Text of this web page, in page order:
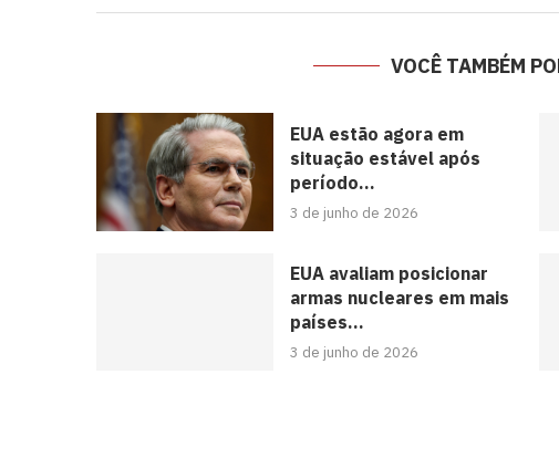
VOCÊ TAMBÉM
EUA estão agora em
situação estável após
período...
3 de junho de 2026
EUA avaliam posicionar
armas nucleares em mais
países...
3 de junho de 2026